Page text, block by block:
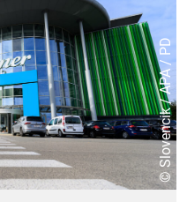
© Slovencik / APA / PD